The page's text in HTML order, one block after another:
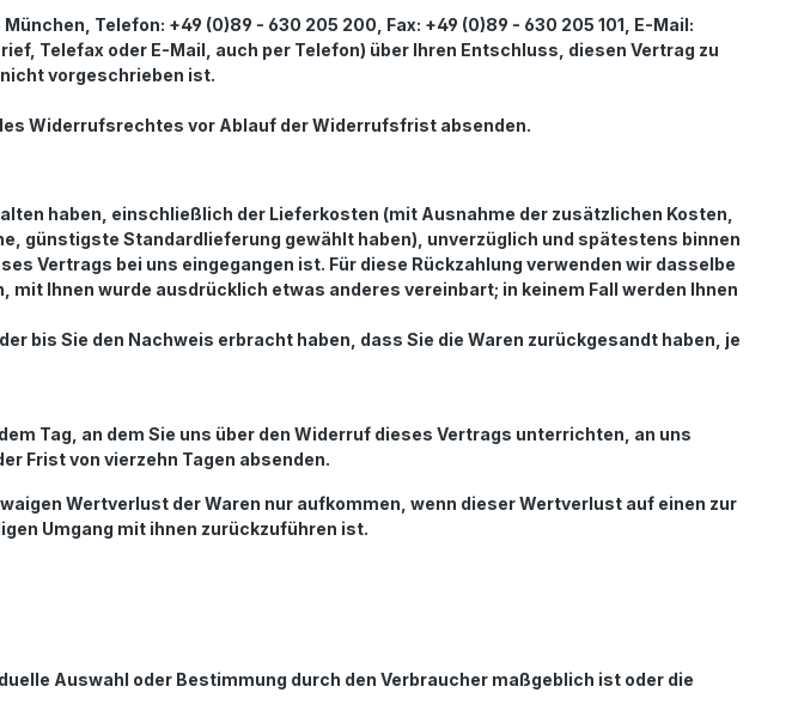
Telefon: +49 (0)89 - 630 205 200, Fax: +49 (0)89 - 630 205 101, E-Mail:
Telefax oder E-Mail, auch per Telefon) über Ihren Entschluss, diesen Vertrag zu
vorgeschrieben ist.
Widerrufsrechtes vor Ablauf der Widerrufsfrist absenden.
haben, einschließlich der Lieferkosten (mit Ausnahme der zusätzlichen Kosten,
günstigste Standardlieferung gewählt haben), unverzüglich und spätestens binnen
Vertrags bei uns eingegangen ist. Für diese Rückzahlung verwenden wir dasselbe
Ihnen wurde ausdrücklich etwas anderes vereinbart; in keinem Fall werden Ihnen
bis Sie den Nachweis erbracht haben, dass Sie die Waren zurückgesandt haben, je
Tag, an dem Sie uns über den Widerruf dieses Vertrags unterrichten, an uns
Frist von vierzehn Tagen absenden.
Wertverlust der Waren nur aufkommen, wenn dieser Wertverlust auf einen zur
Umgang mit ihnen zurückzuführen ist.
Auswahl oder Bestimmung durch den Verbraucher maßgeblich ist oder die